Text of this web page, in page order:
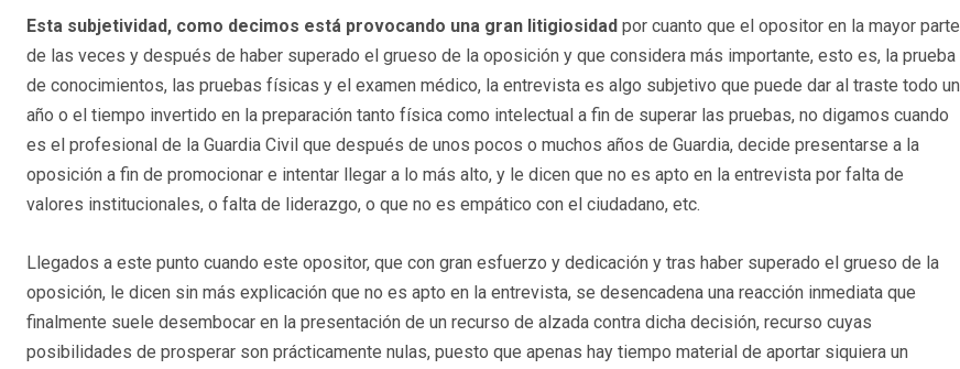
Esta subjetividad, como decimos está provocando una gran litigiosidad por cuanto que el opositor en la mayor parte
de las veces y después de haber superado el grueso de la oposición y que considera más importante, esto es, la prueba
de conocimientos, las pruebas físicas y el examen médico, la entrevista es algo subjetivo que puede dar al traste todo un
año o el tiempo invertido en la preparación tanto física como intelectual a fin de superar las pruebas, no digamos cuando
es el profesional de la Guardia Civil que después de unos pocos o muchos años de Guardia, decide presentarse a la
oposición a fin de promocionar e intentar llegar a lo más alto, y le dicen que no es apto en la entrevista por falta de
valores institucionales, o falta de liderazgo, o que no es empático con el ciudadano, etc.
Llegados a este punto cuando este opositor, que con gran esfuerzo y dedicación y tras haber superado el grueso de la
oposición, le dicen sin más explicación que no es apto en la entrevista, se desencadena una reacción inmediata que
finalmente suele desembocar en la presentación de un recurso de alzada contra dicha decisión, recurso cuyas
posibilidades de prosperar son prácticamente nulas, puesto que apenas hay tiempo material de aportar siquiera un